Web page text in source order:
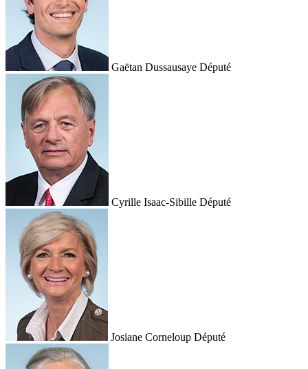
Gaëtan Dussausaye Député
Cyrille Isaac-Sibille Député
Josiane Corneloup Député